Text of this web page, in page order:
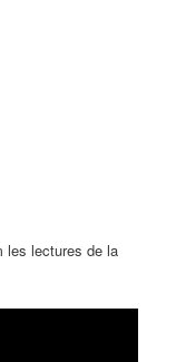
les lectures de la